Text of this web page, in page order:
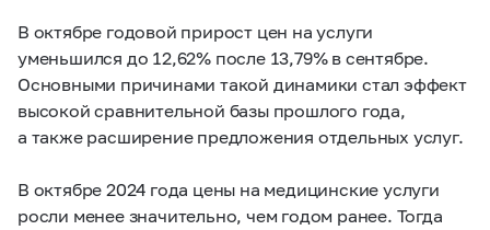
В октябре годовой прирост цен на услуги
уменьшился до 12,62% после 13,79% в сентябре.
Основными причинами такой динамики стал эффект
высокой сравнительной базы прошлого года,
а также расширение предложения отдельных услуг.
В октябре 2024 года цены на медицинские услуги
росли менее значительно, чем годом ранее. Тогда